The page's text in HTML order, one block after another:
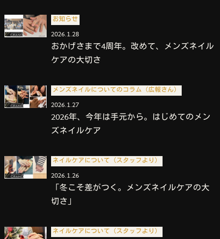
お知らせ
2026.1.28
おかげさまで4周年。改めて、メンズネイル
ケアの大切さ
メンズネイルについてのコラム（広報さん）
2026.1.27
2026年、今年は手元から。はじめてのメン
ズネイルケア
ネイルケアについて（スタッフより）
2026.1.26
「冬こそ差がつく。メンズネイルケアの大
切さ」
ネイルケアについて（スタッフより）